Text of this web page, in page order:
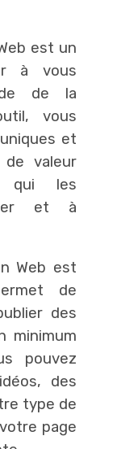
est un
à vous
de la
vous
et
valeur
qui les
et à
Web est
de
des
minimum
pouvez
des
type de
page